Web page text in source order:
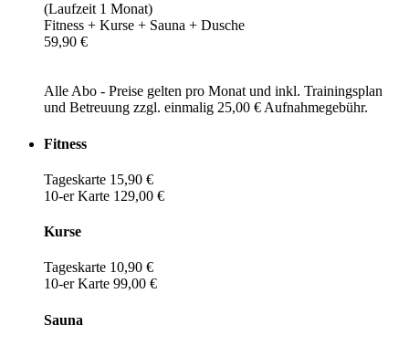
(Laufzeit 1 Monat)
Fitness + Kurse + Sauna + Dusche
59,90 €
Alle Abo - Preise gelten pro Monat und inkl. Trainingsplan
und Betreuung zzgl. einmalig 25,00 € Aufnahmegebühr.
Fitness
Tageskarte 15,90 €
10-er Karte 129,00 €
Kurse
Tageskarte 10,90 €
10-er Karte 99,00 €
Sauna